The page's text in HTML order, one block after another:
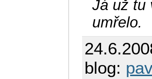
Já už tu
umřelo.
blog: